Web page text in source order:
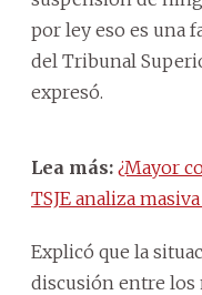
por ley eso es una
del Tribunal
expresó.
Lea más: ¿Mayor
TSJE analiza
Explicó que la
discusión entre los